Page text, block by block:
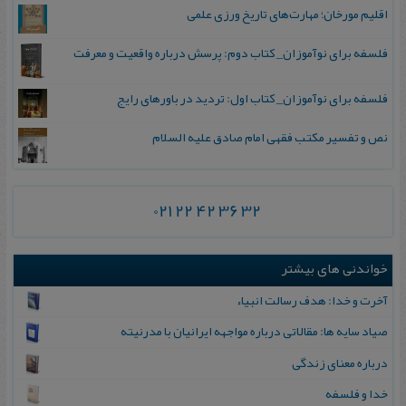
اقلیم مورخان؛ مهارت‌های تاریخ ورزی علمی
فلسفه برای نوآموزان_ کتاب دوم: پرسش درباره واقعیت و معرفت
فلسفه برای نوآموزان_ کتاب اول: تردید در باورهای رایج
نص و تفسیر مکتب فقهی امام صادق علیه السلام
021 22 42 36 32
خواندنی های بیشتر
آخرت و خدا: هدف رسالت انبیاء
صیاد سایه ها: مقالاتی درباره مواجهه ایرانیان با مدرنیته
درباره معنای زندگی
خدا و فلسفه